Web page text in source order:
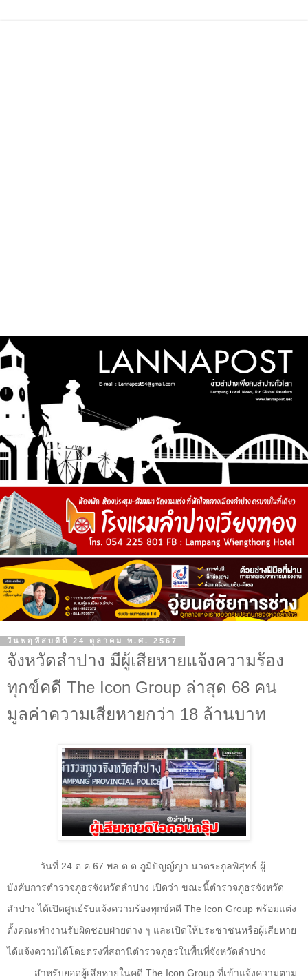
วันพฤหัสบดีที่ 24 ตุลาคม พ.ศ. 2567
จังหวัดลำปาง มีผู้เสียหายแจ้งความร้อง
ทุกข์คดี The Icon Group ล่าสุด 68 คน
มูลค่าความเสียหายกว่า 18 ล้านบาท
วันที่ 24 ต.ค. 67 พล.ต.ต.ภูมิปัญญ์ญา นวตระกูลพิสุทธ์ ผู้
บังคับการตำรวจภูธรจังหวัดลำปาง เปิดว่า ขณะนี้ตำรวจภูธรจังหวัด
ลำปาง ได้เปิดศูนย์รับแจ้งความร้องทุกข์คดี The Icon Group พร้อมแต่ง
ตั้งคณะทำงานรับผิดชอบฝ่ายต่าง ๆ และเปิดให้ประชาชนหรือผู้เสียหาย
ได้แจ้งความได้โดยตรงที่สถานีตำรวจภูธรในพื้นที่จังหวัดลำปาง
สำหรับยอดผู้เสียหายในคดี The Icon Group ที่เข้าแจ้งความตาม